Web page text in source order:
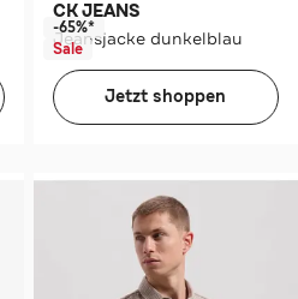
CK JEANS
Jeansjacke dunkelblau
-65%*
Sale
Jetzt shoppen